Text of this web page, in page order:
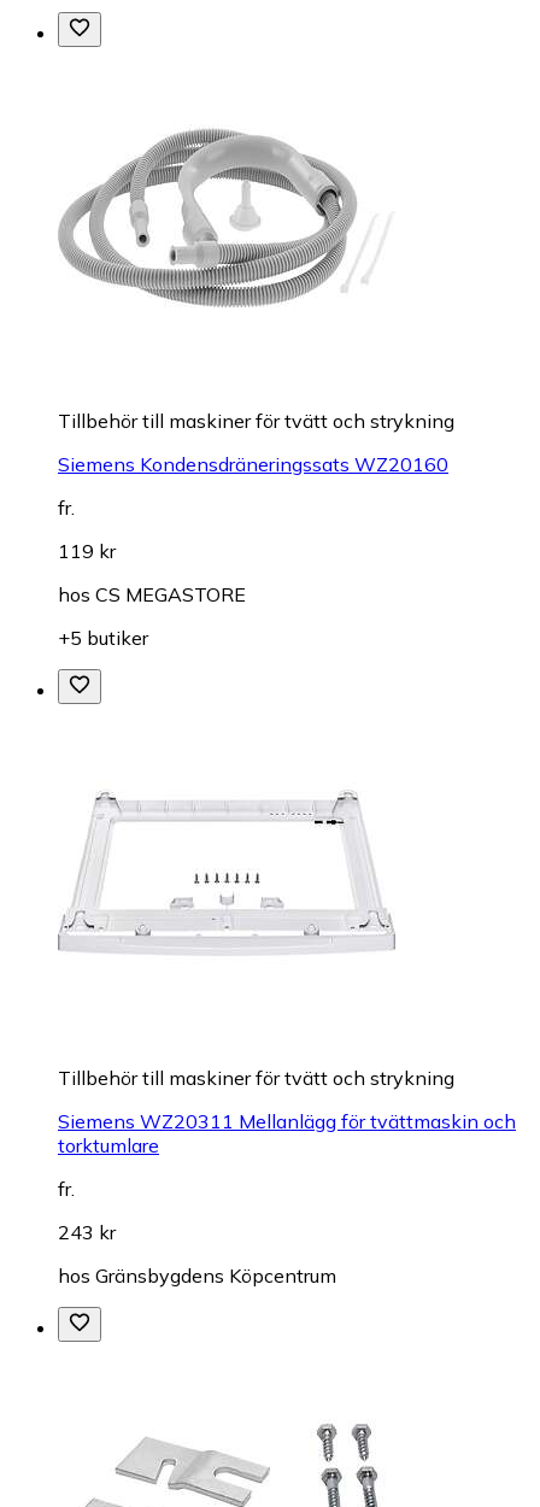
Tillbehör till maskiner för tvätt och strykning
Siemens Kondensdräneringssats WZ20160
fr.
119 kr
hos CS MEGASTORE
+5 butiker
Tillbehör till maskiner för tvätt och strykning
Siemens WZ20311 Mellanlägg för tvättmaskin och
torktumlare
fr.
243 kr
hos Gränsbygdens Köpcentrum